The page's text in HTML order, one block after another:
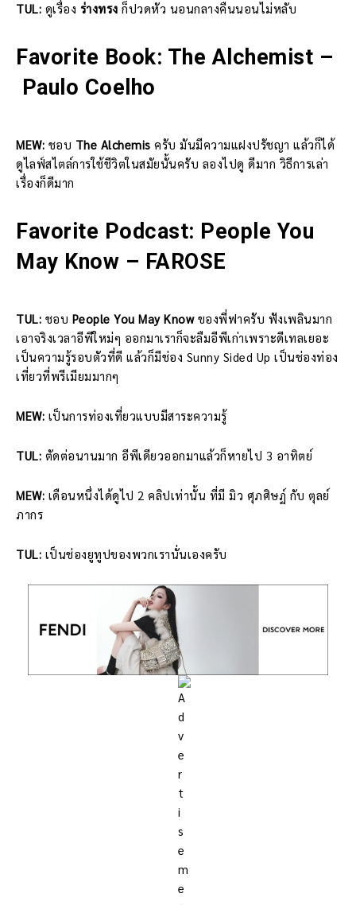
TUL: ดูเรื่อง ร่างทรง ก็ปวดหัว นอนกลางคืนนอนไม่หลับ
Favorite Book: The Alchemist –
Paulo Coelho
MEW: ชอบ The Alchemis ครับ มันมีความแฝงปรัชญา แล้วก็ได้
ดูไลฟ์สไตล์การใช้ชีวิตในสมัยนั้นครับ ลองไปดู ดีมาก วิธีการเล่า
เรื่องก็ดีมาก
Favorite Podcast: People You
May Know – FAROSE
TUL: ชอบ People You May Know ของพี่ฟาครับ ฟังเพลินมาก
เอาจริงเวลาอีพีใหม่ๆ ออกมาเราก็จะลืมอีพีเก่าเพราะดีเทลเยอะ
เป็นความรู้รอบตัวที่ดี แล้วก็มีช่อง Sunny Sided Up เป็นช่องท่อง
เที่ยวที่พรีเมียมมากๆ
MEW: เป็นการท่องเที่ยวแบบมีสาระความรู้
TUL: ตัดต่อนานมาก อีพีเดียวออกมาแล้วก็หายไป 3 อาทิตย์
MEW: เดือนหนึ่งได้ดูไป 2 คลิปเท่านั้น ที่มี มิว ศุภศิษฏ์ กับ ตุลย์
ภากร
TUL: เป็นช่องยูทูปของพวกเรานั่นเองครับ